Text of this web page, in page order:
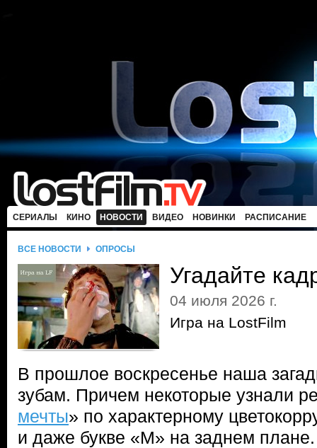
СЕРИАЛЫ КИНО НОВОСТИ ВИДЕО НОВИНКИ РАСПИСАНИЕ
ВСЕ НОВОСТИ ОПРОСЫ
Угадайте
04 июля 2026 г.
Игра на LostFilm
В прошлое воскресенье наша
зубам. Причем некоторые узнали
мечты» по характерному
и даже букве «М» на заднем